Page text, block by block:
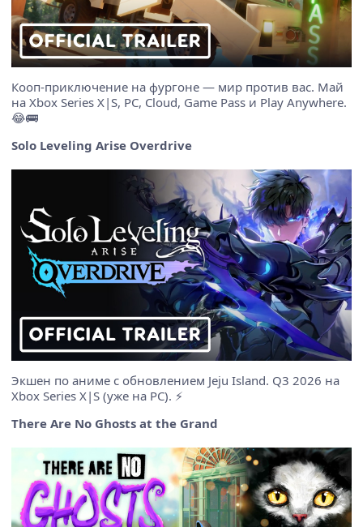
Кооп-приключение на фургоне — мир против вас. Май
на Xbox Series X|S, PC, Cloud, Game Pass и Play Anywhere.
😂🚌
Solo Leveling Arise Overdrive
Экшен по аниме с обновлением Jeju Island. Q3 2026 на
Xbox Series X|S (уже на PC). ⚡
There Are No Ghosts at the Grand